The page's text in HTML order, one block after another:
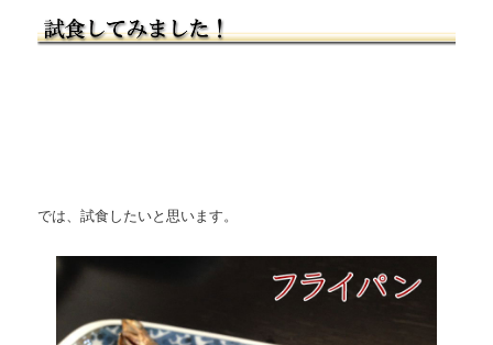
では、試食したいと思います。